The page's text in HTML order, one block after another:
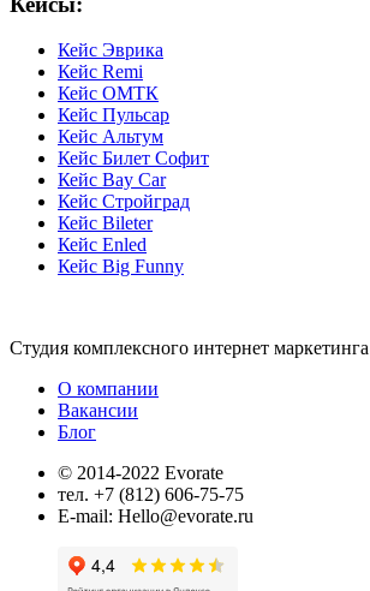
Кейс Эврика
Кейс Remi
Кейс ОМТК
Кейс Пульсар
Кейс Альтум
Кейс Билет Софит
Кейс Bay Car
Кейс Стройград
Кейс Bileter
Кейс Enled
Кейс Big Funny
Студия комплексного интернет маркетинга
О компании
Вакансии
Блог
© 2014-2022 Evorate
тел. +7 (812) 606-75-75
E-mail: Hello@evorate.ru